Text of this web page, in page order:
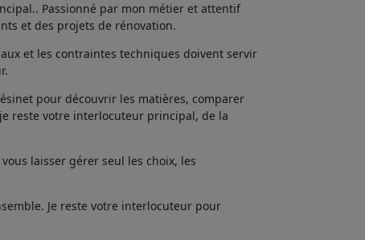
Passionné par mon métier et attentif
et des projets de rénovation.
et les contraintes techniques doivent servir
pour découvrir les matières, comparer
reste votre interlocuteur principal, de la
laisser gérer seul les choix, les
Je reste votre interlocuteur pour